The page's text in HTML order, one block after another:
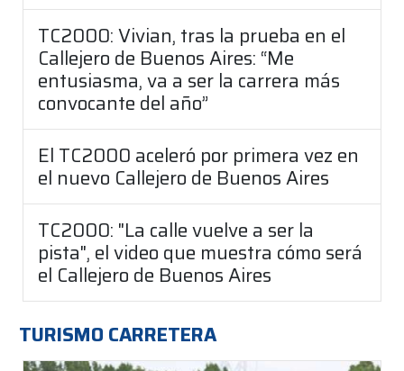
TC2000: Vivian, tras la prueba en el
Callejero de Buenos Aires: “Me
entusiasma, va a ser la carrera más
convocante del año”
El TC2000 aceleró por primera vez en
el nuevo Callejero de Buenos Aires
TC2000: "La calle vuelve a ser la
pista", el video que muestra cómo será
el Callejero de Buenos Aires
TURISMO CARRETERA